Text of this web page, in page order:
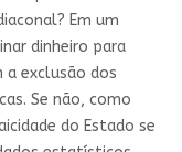
Em um
dinheiro para
exclusão dos
Se não, como
do Estado se